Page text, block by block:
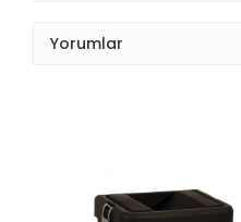
Yorumlar